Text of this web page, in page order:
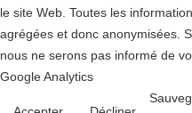
le site Web. Toutes les
agrégées et donc anonymisées.
nous ne serons pas informé de
Google Analytics